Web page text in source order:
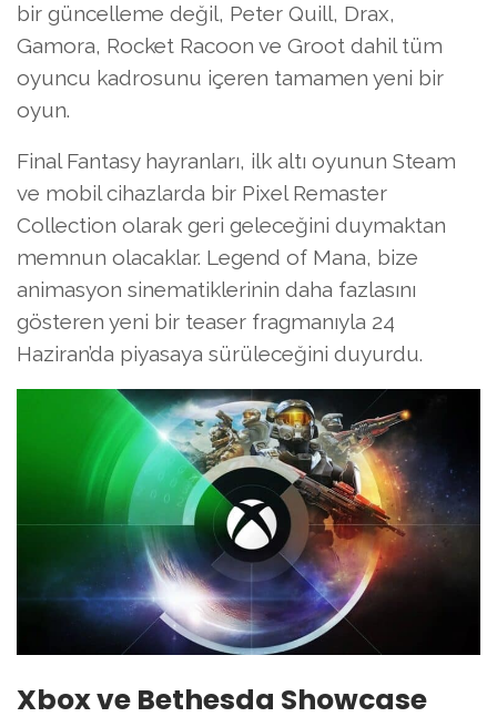
bir güncelleme değil, Peter Quill, Drax,
Gamora, Rocket Racoon ve Groot dahil tüm
oyuncu kadrosunu içeren tamamen yeni bir
oyun.
Final Fantasy hayranları, ilk altı oyunun Steam
ve mobil cihazlarda bir Pixel Remaster
Collection olarak geri geleceğini duymaktan
memnun olacaklar. Legend of Mana, bize
animasyon sinematiklerinin daha fazlasını
gösteren yeni bir teaser fragmanıyla 24
Haziran’da piyasaya sürüleceğini duyurdu.
Xbox ve Bethesda Showcase